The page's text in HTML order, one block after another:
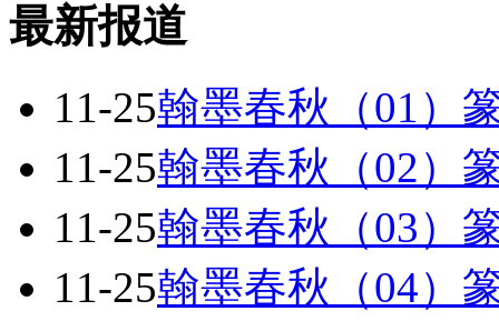
最新报道
11-25翰墨春秋（01）
11-25翰墨春秋（02）
11-25翰墨春秋（03）
11-25翰墨春秋（04）